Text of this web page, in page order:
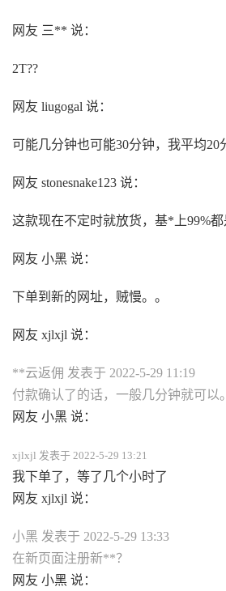
网友 三** 说：
2T??
网友 liugogal 说：
可能几分钟也可能30分钟，我平均20
网友 stonesnake123 说：
这款现在不定时就放货，基*上99%都
网友 小黑 说：
下单到新的网址，贼慢。。
网友 xjlxjl 说：
**云返佣 发表于 2022-5-29 11:19
付款确认了的话，一般几分钟就可以
网友 小黑 说：
xjlxjl 发表于 2022-5-29 13:21
我下单了，等了几个小时了
网友 xjlxjl 说：
小黑 发表于 2022-5-29 13:33
在新页面注册新**？
网友 小黑 说：